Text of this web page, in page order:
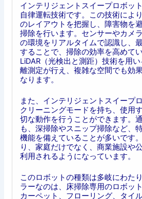
インテリジェントスイープロボッ
自律運転技術です。この技術によ
のレイアウトを把握し、障害物を
掃除を行います。センサーやカメ
の環境をリアルタイムで認識し、
することで、掃除の効率を高めて
LiDAR（光検出と測距）技術を用
離測定が行え、複雑な空間でも効
なります。
また、インテリジェントスイープ
クリーニングモードを持ち、使用
切な動作を行うことができます。
も、深掃除やスニップ掃除など、
機能を備えていることが多いです
り、家庭だけでなく、商業施設や
利用されるようになっています。
このロボットの種類は多岐にわた
ラーなのは、床掃除専用のロボッ
カーペット、フローリング、タイ